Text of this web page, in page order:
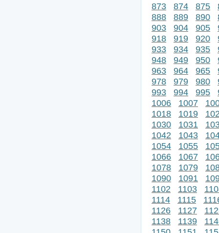
873
874 875
888
889 890
903
904 905
918
919 920
933
934 935
948
949 950
963
964 965
978
979 980
993
994 995
1006
1007
1018
1019
1030
1031
1042
1043
1054
1055
1066
1067
1078
1079
1090
1091
1102
1103
1114
1115
1126
1127
1138
1139